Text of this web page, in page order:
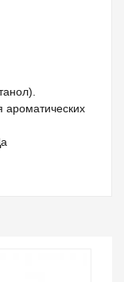
ароматических